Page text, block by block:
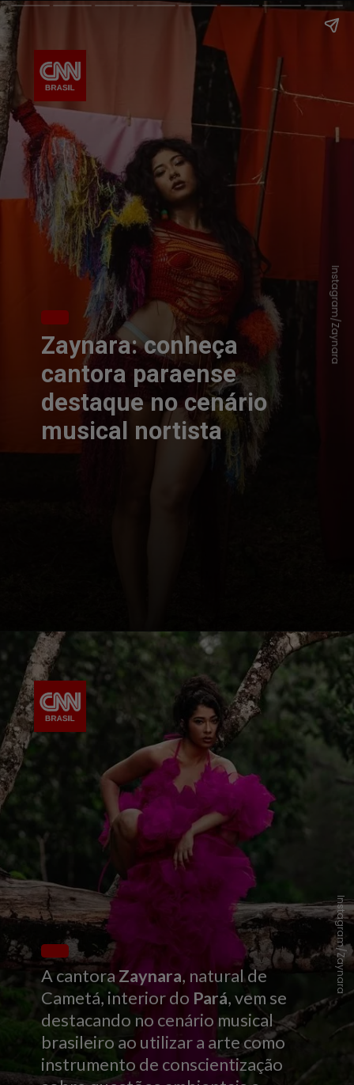
Zaynara: conheça
cantora paraense
destaque no cenário
musical nortista
Instagram/Zaynara
A cantora Zaynara, natural de
Cametá, interior do Pará, vem se
destacando no cenário musical
brasileiro ao utilizar a arte como
instrumento de conscientização
Instagram/Zaynara